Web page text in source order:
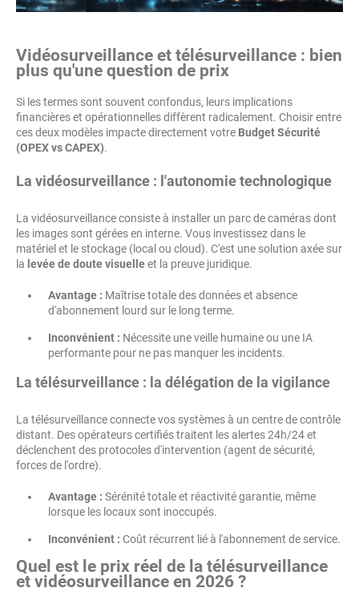
Vidéosurveillance et télésurveillance : bien
plus qu'une question de prix
Si les termes sont souvent confondus, leurs implications
financières et opérationnelles diffèrent radicalement. Choisir entre
ces deux modèles impacte directement votre Budget Sécurité
(OPEX vs CAPEX).
La vidéosurveillance : l'autonomie technologique
La vidéosurveillance consiste à installer un parc de caméras dont
les images sont gérées en interne. Vous investissez dans le
matériel et le stockage (local ou cloud). C'est une solution axée sur
la levée de doute visuelleet la preuve juridique.
Avantage : Maîtrise totale des données et absence
d'abonnement lourd sur le long terme.
Inconvénient : Nécessite une veille humaine ou une IA
performante pour ne pas manquer les incidents.
La télésurveillance : la délégation de la vigilance
La télésurveillance connecte vos systèmes à un centre de contrôle
distant. Des opérateurs certifiés traitent les alertes 24h/24 et
déclenchent des protocoles d'intervention (agent de sécurité,
forces de l'ordre).
Avantage : Sérénité totale et réactivité garantie, même
lorsque les locaux sont inoccupés.
Inconvénient : Coût récurrent lié à l'abonnement de service.
Quel est le prix réel de la télésurveillance
et vidéosurveillance en 2026 ?